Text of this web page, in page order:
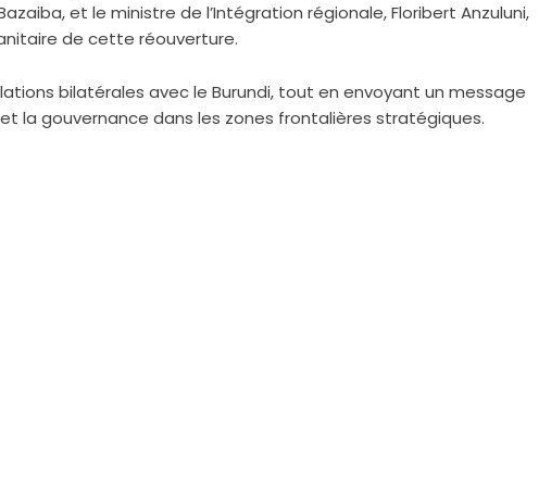
et le ministre de l’Intégration régionale, Floribert Anzuluni,
de cette réouverture.
bilatérales avec le Burundi, tout en envoyant un message
la gouvernance dans les zones frontalières stratégiques.